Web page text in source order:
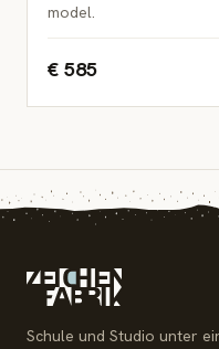
model.
€ 585
Schule und Studio unter